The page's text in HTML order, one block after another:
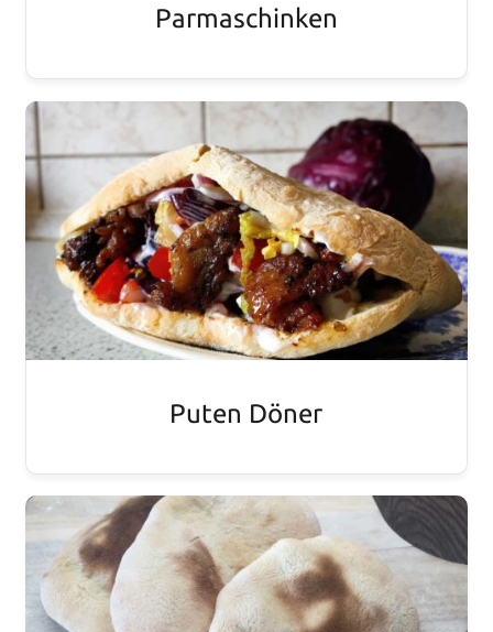
Parmaschinken
Puten Döner